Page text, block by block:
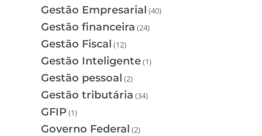
Gestão Empresarial (40)
Gestão financeira (24)
Gestão Fiscal (12)
Gestão Inteligente(1)
Gestão pessoal (2)
Gestão tributária (34)
GFIP(1)
Governo Federal (2)